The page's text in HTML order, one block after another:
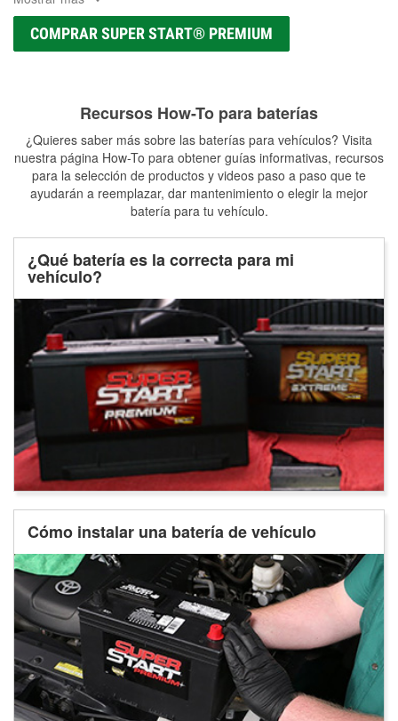
COMPRAR SUPER START® PREMIUM
Recursos How-To para baterías
¿Quieres saber más sobre las baterías para vehículos? Visita
nuestra página How-To para obtener guías informativas, recursos
para la selección de productos y videos paso a paso que te
ayudarán a reemplazar, dar mantenimiento o elegir la mejor
batería para tu vehículo.
¿Qué batería es la correcta para mi
vehículo?
Cómo instalar una batería de vehículo